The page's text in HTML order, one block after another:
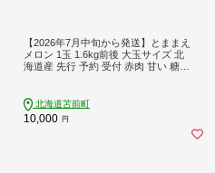
【2026年7月中旬から発送】とままえ
メロン 1玉 1.6kg前後 大玉サイズ 北
海道産 先行 予約 受付 赤肉 甘い 糖度
um08北海道苫前町
10,000 円